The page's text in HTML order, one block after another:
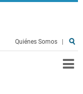
Quiénes Somos